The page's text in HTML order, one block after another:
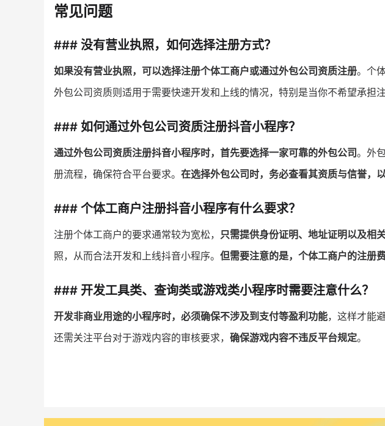
常见问题
### 没有营业执照，如何选择注册方式？
如果没有营业执照，可以选择注册个体工商户或通过外包公司资质注册。个
外包公司资质则适用于需要快速开发和上线的情况，特别是当你不希望承担
### 如何通过外包公司资质注册抖音小程序？
通过外包公司资质注册抖音小程序时，首先要选择一家可靠的外包公司。外
册流程，确保符合平台要求。 在选择外包公司时，务必查看其资质与信誉，
### 个体工商户注册抖音小程序有什么要求？
注册个体工商户的要求通常较为宽松， 只需提供身份证明、地址证明以及相
照，从而合法开发和上线抖音小程序。 但需要注意的是，个体工商户的注册
### 开发工具类、查询类或游戏类小程序时需要注意什么？
开发非商业用途的小程序时，必须确保不涉及到支付等盈利功能，这样才能
还需关注平台对于游戏内容的审核要求， 确保游戏内容不违反平台规定。